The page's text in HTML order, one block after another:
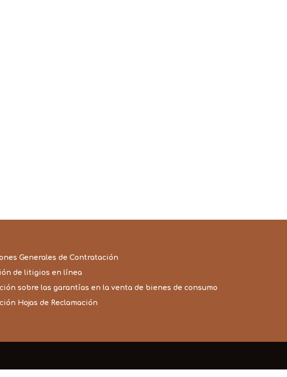
Generales de Contratación
de litigios en línea
sobre las garantías en la venta de bienes de consumo
Hojas de Reclamación